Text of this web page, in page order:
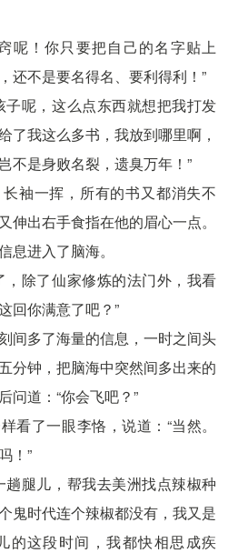
呢！你只要把自己的名字贴上
还不是要名得名、要利得利！”
子呢，这么点东西就想把我打发
了我这么多书，我放到哪里啊，
不是身败名裂，遗臭万年！”
袖一挥，所有的书又都消失不
伸出右手食指在他的眉心一点。
息进入了脑海。
，除了仙家修炼的法门外，我看
回你满意了吧？”
间多了海量的信息，一时之间头
分钟，把脑海中突然间多出来的
问道：“你会飞吧？”
看了一眼李恪，说道：“当然。
！”
趟腿儿，帮我去美洲找点辣椒种
鬼时代连个辣椒都没有，我又是
的这段时间，我都快相思成疾